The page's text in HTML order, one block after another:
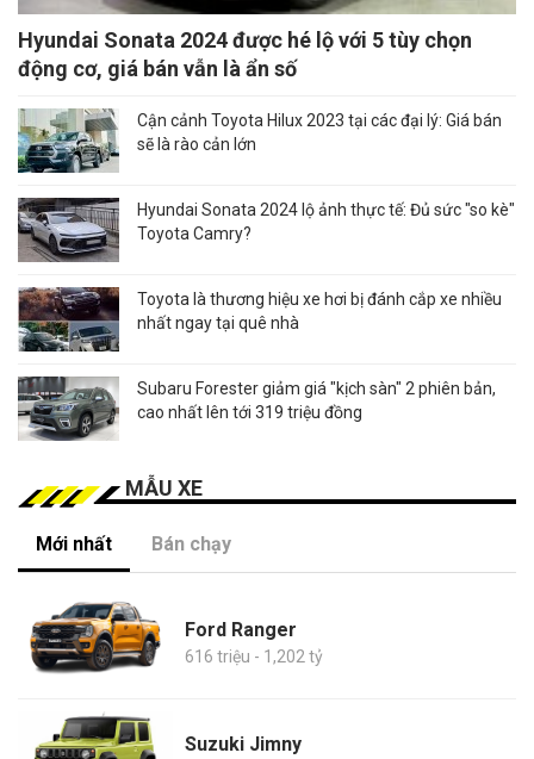
Hyundai Sonata 2024 được hé lộ với 5 tùy chọn
động cơ, giá bán vẫn là ẩn số
Cận cảnh Toyota Hilux 2023 tại các đại lý: Giá bán
sẽ là rào cản lớn
Hyundai Sonata 2024 lộ ảnh thực tế: Đủ sức "so kè"
Toyota Camry?
Toyota là thương hiệu xe hơi bị đánh cắp xe nhiều
nhất ngay tại quê nhà
Subaru Forester giảm giá "kịch sàn" 2 phiên bản,
cao nhất lên tới 319 triệu đồng
MẪU XE
Mới nhất Bán chạy
Ford Ranger
616 triệu - 1,202 tỷ
Suzuki Jimny